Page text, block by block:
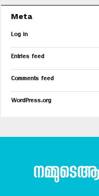
Meta
Log in
Entries feed
Comments feed
WordPress.org